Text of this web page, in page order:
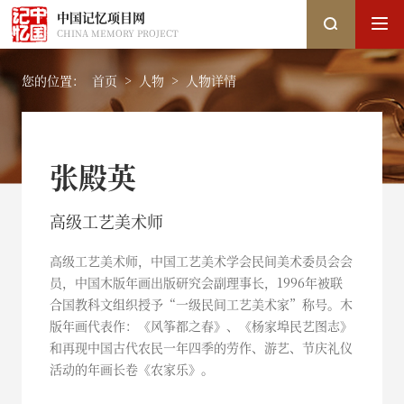
中国记忆项目网
CHINA MEMORY PROJECT
您的位置： 首页 > 人物 > 人物详情
张殿英
高级工艺美术师
高级工艺美术师，中国工艺美术学会民间美术委员会会
员，中国木版年画出版研究会副理事长，1996年被联
合国教科文组织授予“一级民间工艺美术家”称号。木
版年画代表作：《风筝都之春》、《杨家埠民艺图志》
和再现中国古代农民一年四季的劳作、游艺、节庆礼仪
活动的年画长卷《农家乐》。
热搜关键词： 国家图书馆